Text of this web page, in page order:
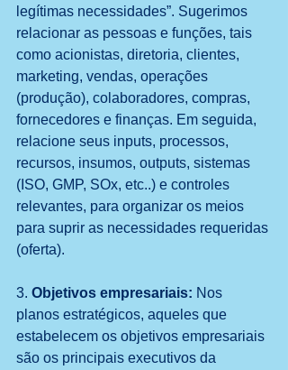
legítimas necessidades”. Sugerimos
relacionar as pessoas e funções, tais
como acionistas, diretoria, clientes,
marketing, vendas, operações
(produção), colaboradores, compras,
fornecedores e finanças. Em seguida,
relacione seus inputs, processos,
recursos, insumos, outputs, sistemas
(ISO, GMP, SOx, etc..) e controles
relevantes, para organizar os meios
para suprir as necessidades requeridas
(oferta).
3. Objetivos empresariais: Nos
planos estratégicos, aqueles que
estabelecem os objetivos empresariais
são os principais executivos da